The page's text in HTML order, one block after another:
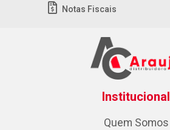
Notas Fiscais
Institucional
Quem Somos